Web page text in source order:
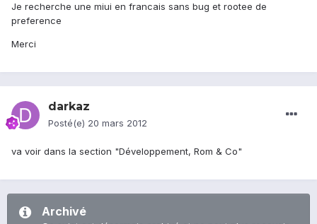
Je recherche une miui en francais sans bug et rootee de
preference
Merci
darkaz
Posté(e) 20 mars 2012
va voir dans la section "Développement, Rom & Co"
Archivé